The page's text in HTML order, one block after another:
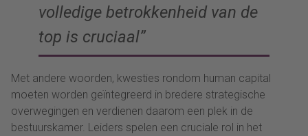
volledige betrokkenheid van de
top is cruciaal”
Met andere woorden, kwesties rondom human capital
moeten worden geïntegreerd in bredere strategische
overwegingen en verdienen daarom een plek in de
bestuurskamer. Leiders spelen een cruciale rol in het